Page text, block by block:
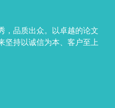
，品质出众。以卓越的论文
坚持以诚信为本、客户至上